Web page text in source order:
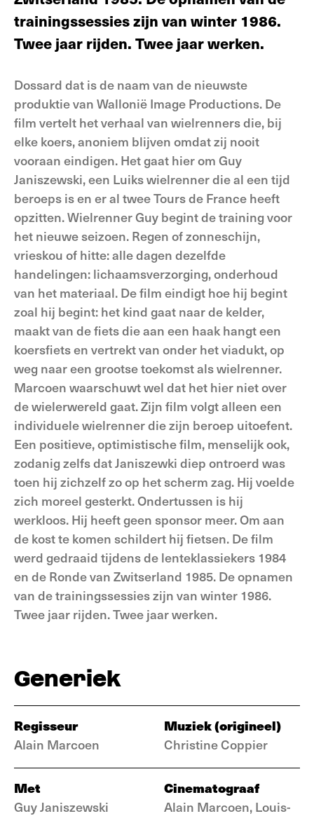
trainingssessies zijn van winter 1986.
Twee jaar rijden. Twee jaar werken.
Dossard dat is de naam van de nieuwste
produktie van Wallonië Image Productions. De
film vertelt het verhaal van wielrenners die, bij
elke koers, anoniem blijven omdat zij nooit
vooraan eindigen. Het gaat hier om Guy
Janiszewski, een Luiks wielrenner die al een tijd
beroeps is en er al twee Tours de France heeft
opzitten. Wielrenner Guy begint de training voor
het nieuwe seizoen. Regen of zonneschijn,
vrieskou of hitte: alle dagen dezelfde
handelingen: lichaamsverzorging, onderhoud
van het materiaal. De film eindigt hoe hij begint
zoal hij begint: het kind gaat naar de kelder,
maakt van de fiets die aan een haak hangt een
koersfiets en vertrekt van onder het viadukt, op
weg naar een grootse toekomst als wielrenner.
Marcoen waarschuwt wel dat het hier niet over
de wielerwereld gaat. Zijn film volgt alleen een
individuele wielrenner die zijn beroep uitoefent.
Een positieve, optimistische film, menselijk ook,
zodanig zelfs dat Janiszewki diep ontroerd was
toen hij zichzelf zo op het scherm zag. Hij voelde
zich moreel gesterkt. Ondertussen is hij
werkloos. Hij heeft geen sponsor meer. Om aan
de kost te komen schildert hij fietsen. De film
werd gedraaid tijdens de lenteklassiekers 1984
en de Ronde van Zwitserland 1985. De opnamen
van de trainingssessies zijn van winter 1986.
Twee jaar rijden. Twee jaar werken.
Generiek
Regisseur
Alain Marcoen
Muziek (origineel)
Christine Coppier
Met
Guy Janiszewski
Cinematograaf
Alain Marcoen, Louis-